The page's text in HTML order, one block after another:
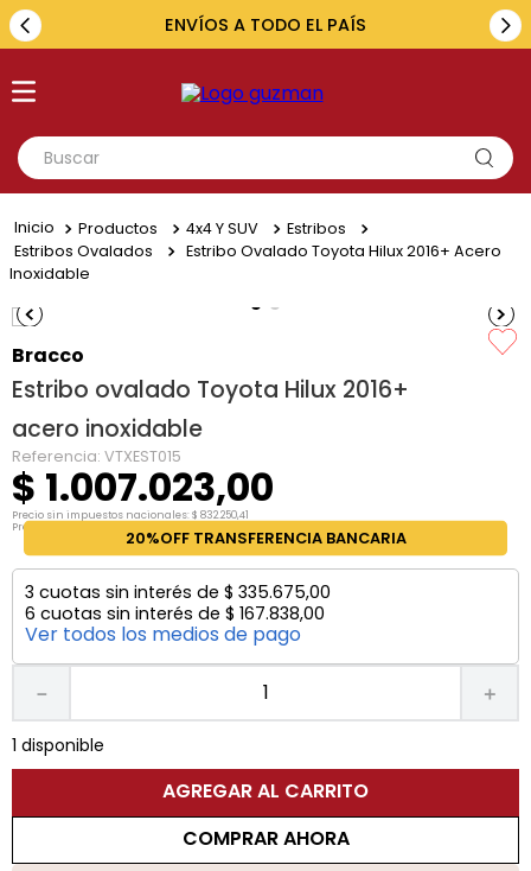
ENVÍOS A TODO EL PAÍS
Buscar
1.
toyota
3.
Productos 4x4 Y SUV
Estribos
Estribos Ovalados
Estribo Ovalado Toyota Hilux 2016+ Acero
Inoxidable
Bracco
Estribo ovalado Toyota Hilux 2016+
acero inoxidable
Referencia: VTXEST015
$ 1.007.023,00
Precio sin impuestos nacionales:$ 832.250,41
Precio por unidad:
20%OFF TRANSFERENCIA BANCARIA
3 cuotas sin interés de $ 335.675,00
6 cuotas sin interés de $ 167.838,00
Ver todos los medios de pago
＋
－
1 disponible
AGREGAR AL CARRITO
COMPRAR AHORA